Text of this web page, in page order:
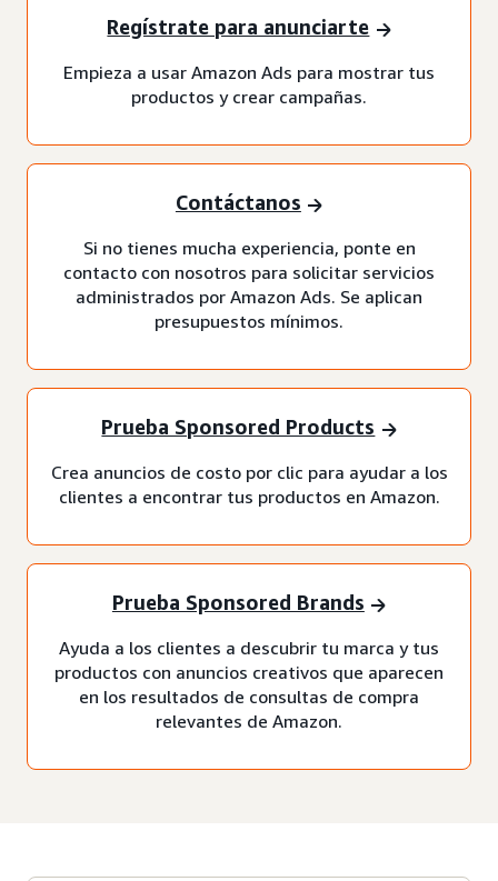
Regístrate para anunciarte
Empieza a usar Amazon Ads para mostrar tus
productos y crear campañas.
Contáctanos
Si no tienes mucha experiencia, ponte en
contacto con nosotros para solicitar servicios
administrados por Amazon Ads. Se aplican
presupuestos mínimos.
Prueba Sponsored Products
Crea anuncios de costo por clic para ayudar a los
clientes a encontrar tus productos en Amazon.
Prueba Sponsored Brands
Ayuda a los clientes a descubrir tu marca y tus
productos con anuncios creativos que aparecen
en los resultados de consultas de compra
relevantes de Amazon.